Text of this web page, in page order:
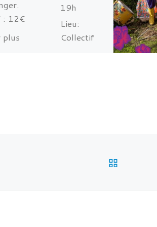
19h
Lieu:
Collectif
: 12€
plus